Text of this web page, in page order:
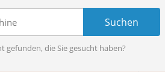
gefunden, die Sie gesucht haben?